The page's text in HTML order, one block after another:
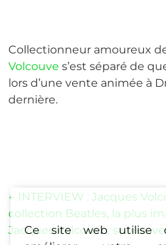
Collectionneur amoureux
Volcouve s’est séparé de
lors d’une vente animée à
dernière.
Navigation
de
l’article
← INTERVIEW : Jacques
collection Beatles, la plus
Jacques Volcouve, sa vie
Ce site web utilise